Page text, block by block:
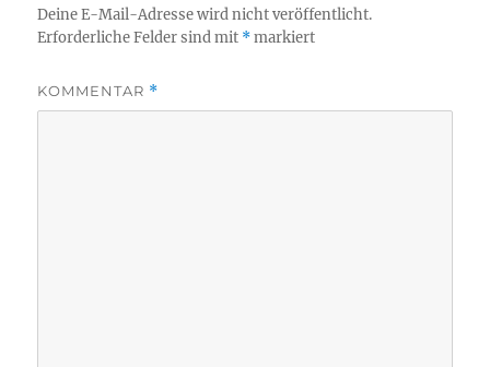
Deine E-Mail-Adresse wird nicht veröffentlicht.
Erforderliche Felder sind mit *markiert
KOMMENTAR *